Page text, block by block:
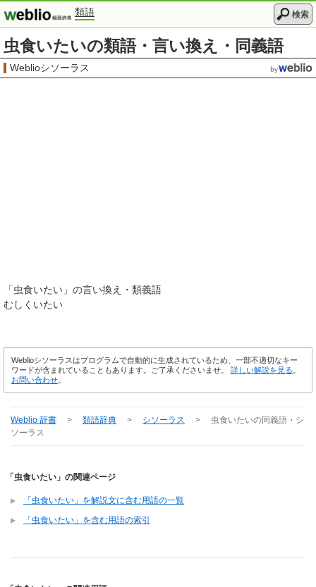
類語 検索
虫食いたいの類語・言い換え・同義語
Weblioシソーラス
「虫食いたい 」の言い換え・類義語
むしくいたい
Weblioシソーラスはプログラムで自動的に生成されているため、一部不適切なキー
ワードが含まれていることもあります。ご了承くださいませ。 詳しい解説を見る
お問い合わせ
Weblio 辞書 > 類語辞典 > シソーラス > 虫食いたいの同義語・シ
ソーラス
「虫食いたい」の関連ページ
「虫食いたい」を解説文に含む用語の一覧
「虫食いたい」を含む用語の索引